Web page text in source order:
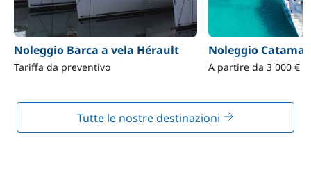
Noleggio Barca a vela Hérault
Tariffa da preventivo
Noleggio
A partire da 3 000 €
Tutte le nostre destinazioni